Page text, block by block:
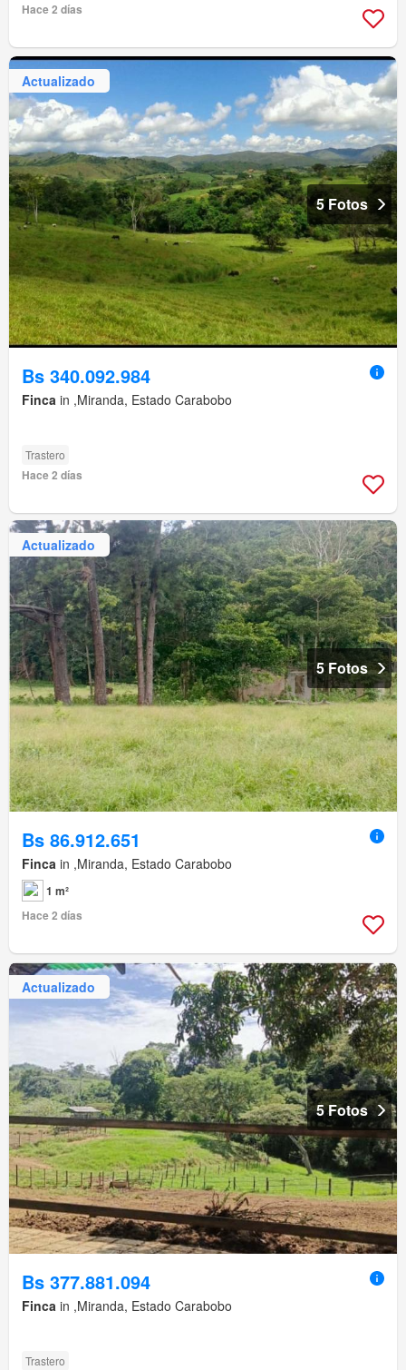
Hace 2 días
Actualizado
5 Fotos
Bs 340.092.984
Finca in ,Miranda, Estado Carabobo
Trastero
Hace 2 días
Actualizado
5 Fotos
Bs 86.912.651
Finca in ,Miranda, Estado Carabobo
1 m²
Hace 2 días
Actualizado
5 Fotos
Bs 377.881.094
Finca in ,Miranda, Estado Carabobo
Trastero